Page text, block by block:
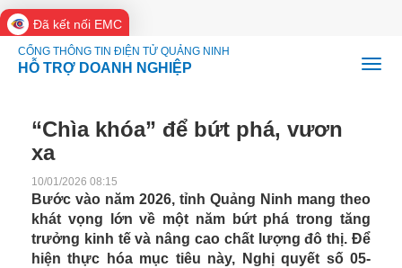
Đã kết nối EMC
CỔNG THÔNG TIN ĐIỆN TỬ QUẢNG NINH
HỖ TRỢ DOANH NGHIỆP
“Chìa khóa” để bứt phá, vươn
xa
10/01/2026 08:15
Bước vào năm 2026, tỉnh Quảng Ninh mang theo
khát vọng lớn về một năm bứt phá trong tăng
trưởng kinh tế và nâng cao chất lượng đô thị. Để
hiện thực hóa mục tiêu này, Nghị quyết số 05-